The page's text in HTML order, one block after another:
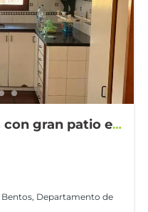
con gran patio en
Bentos, Departamento de